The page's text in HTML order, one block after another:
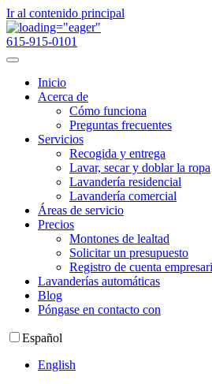
Ir al contenido principal
615-915-0101
Inicio
Acerca de
Cómo funciona
Preguntas frecuentes
Servicios
Recogida y entrega
Lavar, secar y doblar la ropa
Lavandería residencial
Lavandería comercial
Áreas de servicio
Precios
Montones de lealtad
Solicitar un presupuesto
Registro de cuenta
Lavanderías automáticas
Blog
Póngase en contacto con
Español
English